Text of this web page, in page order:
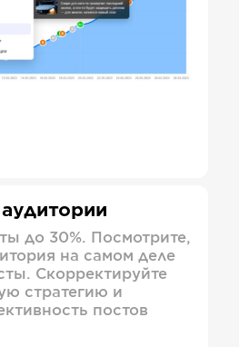
до 30%. Посмотрите,
на самом деле
Скорректируйте
стратегию и
постов